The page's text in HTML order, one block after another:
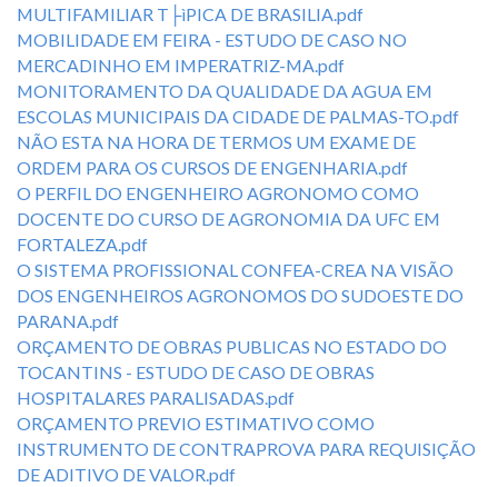
MULTIFAMILIAR T├ìPICA DE BRASILIA.pdf
MOBILIDADE EM FEIRA - ESTUDO DE CASO NO
MERCADINHO EM IMPERATRIZ-MA.pdf
MONITORAMENTO DA QUALIDADE DA AGUA EM
ESCOLAS MUNICIPAIS DA CIDADE DE PALMAS-TO.pdf
NÃO ESTA NA HORA DE TERMOS UM EXAME DE
ORDEM PARA OS CURSOS DE ENGENHARIA.pdf
O PERFIL DO ENGENHEIRO AGRONOMO COMO
DOCENTE DO CURSO DE AGRONOMIA DA UFC EM
FORTALEZA.pdf
O SISTEMA PROFISSIONAL CONFEA-CREA NA VISÃO
DOS ENGENHEIROS AGRONOMOS DO SUDOESTE DO
PARANA.pdf
ORÇAMENTO DE OBRAS PUBLICAS NO ESTADO DO
TOCANTINS - ESTUDO DE CASO DE OBRAS
HOSPITALARES PARALISADAS.pdf
ORÇAMENTO PREVIO ESTIMATIVO COMO
INSTRUMENTO DE CONTRAPROVA PARA REQUISIÇÃO
DE ADITIVO DE VALOR.pdf